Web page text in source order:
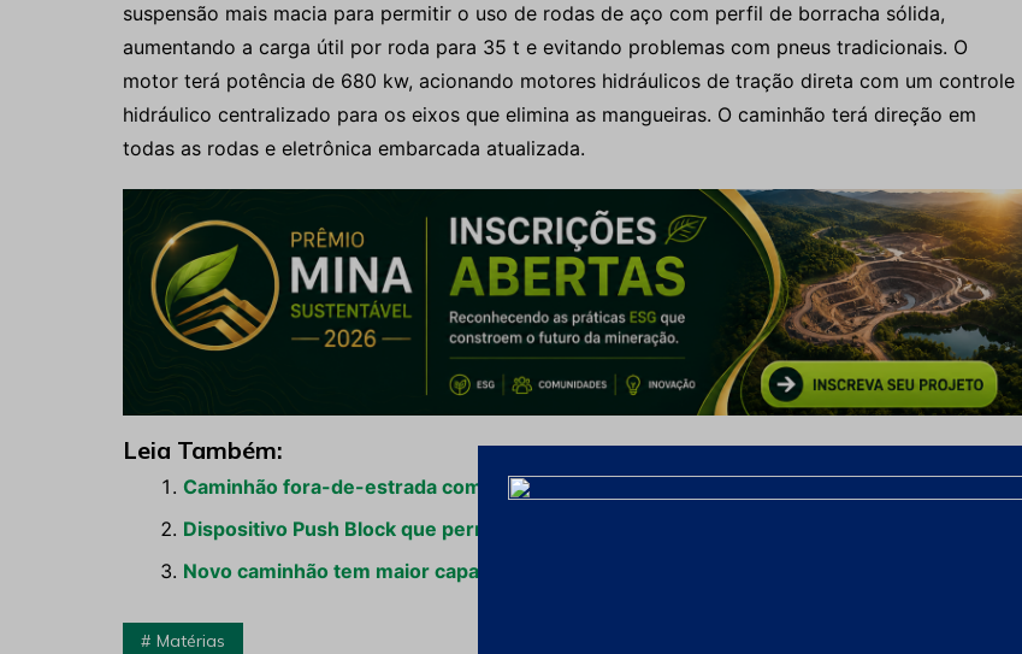
suspensão mais macia para permitir o uso de rodas de aço com perfil de borracha sólida,
aumentando a carga útil por roda para 35 t e evitando problemas com pneus tradicionais. O
motor terá potência de 680 kw, acionando motores hidráulicos de tração direta com um controle
hidráulico centralizado para os eixos que elimina as mangueiras. O caminhão terá direção em
todas as rodas e eletrônica embarcada atualizada.
Leia Também:
Caminhão fora-de-estrada com tecnologia de caminhão rodoviário
Dispositivo Push Block que permite a um trator empurrar um caminhão atolado
Novo caminhão tem maior capacidade de carga
Matérias